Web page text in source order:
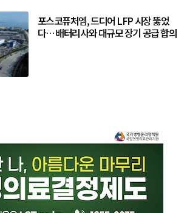
포스코퓨처엠, 드디어 LFP 시장 뚫었
다… 배터리사와 대규모 장기 공급 합의